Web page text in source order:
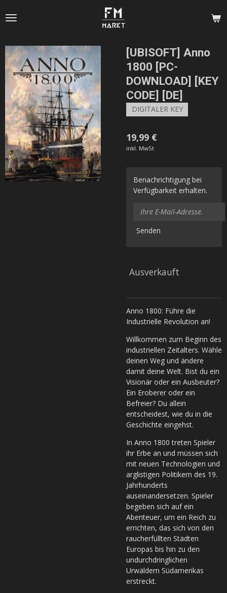
Hauptinhalt
[UBISOFT] Anno
1800 [PC-
DOWNLOAD] [KEY
CODE] [DE]
DIGITALER KEY
19,99 €
inkl. MwSt
Benachrichtigung bei
Verfügbarkeit erhalten.
Senden
Ausverkauft
Anno 1800: Führe die
Industrielle Revolution an!
Willkommen zum Beginn des
industriellen Zeitalters. Wähle
deinen Weg und ändere
damit deine Welt. Bist du ein
Visionär oder ein Ausbeuter?
Ein Eroberer oder ein
Befreier? Du allein
entscheidest, wie du in die
Geschichte eingehst.
In Anno 1800 treten Spieler
ihr Erbe an und müssen sich
mit neuen Technologien und
arglistigen Politikern des 19.
Jahrhunderts
auseinandersetzen. Spieler
begeben sich auf ein
Abenteuer, um ein Reich zu
errichten, das sich von den
raucherfüllten Städten
Europas bis hin zu den
undurchdringlichen
Urwäldern Südamerikas
erstreckt.